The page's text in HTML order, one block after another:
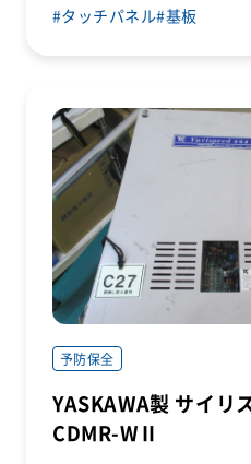
タッチパネル 基板
予防保全
YASKAWA製 サイリ
CDMR-WⅡ